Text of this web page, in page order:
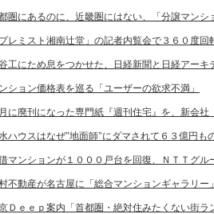
圏にあるのに、近畿圏にはない、「分譲マンシ
レミスト湘南辻堂」の記者内覧会で３６０度
工にため息をつかせた、日経新聞と日経アーキ
ション価格表を巡る「ユーザーの欲求不満」
に廃刊になった専門紙『週刊住宅』を、新会
ハウスはなぜ"地面師"にダマされて６３億円も
マンションが１０００戸台を回復、ＮＴＴグル
不動産が名古屋に「総合マンションギャラリ
Ｄｅｅｐ案内「首都圏・絶対住みたくない街ラ